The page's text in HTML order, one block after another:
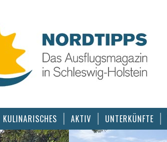
KULINARISCHES AKTIV UNTERKÜNFTE